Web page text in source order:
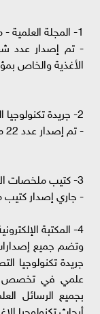
1- المجلة العلمية - مجلة بحوث تكنولوجيا الأغذية:
الأغذية والخاص
2- جريدة تكنولوجيا التصنيع الغذائي
- تم إصدار عدد 22 من جريدة تكنولوجيا التصنيع الغذائي
3- كتيب ملخصات الأبحاث
- جاري إصدار كتيب
4- المكتبة الإلكترونية
وتضم جميع
علمي في تخصص
بجميع الرسائل
أبحاث تكنولوجيا